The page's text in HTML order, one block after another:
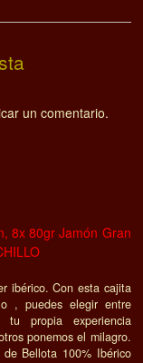
un comentario.
8x 80gr Jamón Gran
ibérico. Con esta cajita
, puedes elegir entre
tu propia experiencia
ponemos el milagro.
de Bellota 100% Ibérico